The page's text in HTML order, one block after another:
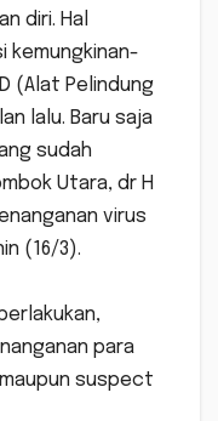
diri. Hal
kemungkinan-
(Alat Pelindung
lalu. Baru saja
sudah
Utara, dr H
virus
(16/3).
para
suspect